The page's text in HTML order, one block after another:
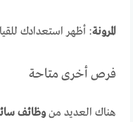
المرونة: أظهر استعدادك
فرص أخرى متاحة
هناك العديد منوظائف